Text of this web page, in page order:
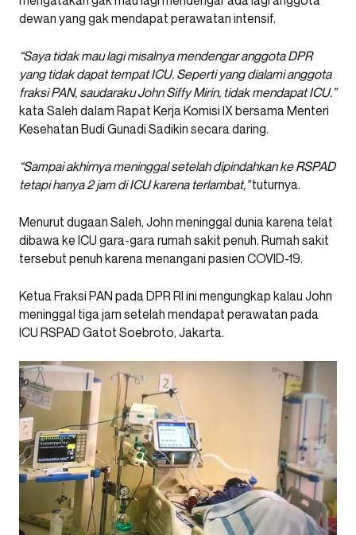
dewan yang gak mendapat perawatan intensif.
“Saya tidak mau lagi misalnya mendengar anggota DPR
yang tidak dapat tempat ICU. Seperti yang dialami anggota
fraksi PAN, saudaraku John Siffy Mirin, tidak mendapat ICU.”
kata Saleh dalam Rapat Kerja Komisi IX bersama Menteri
Kesehatan Budi Gunadi Sadikin secara daring.
“Sampai akhirnya meninggal setelah dipindahkan ke RSPAD
tetapi hanya 2 jam di ICU karena terlambat,”tuturnya.
Menurut dugaan Saleh, John meninggal dunia karena telat
dibawa ke ICU gara-gara rumah sakit penuh. Rumah sakit
tersebut penuh karena menangani pasien COVID-19.
Ketua Fraksi PAN pada DPR RI ini mengungkap kalau John
meninggal tiga jam setelah mendapat perawatan pada
ICU RSPAD Gatot Soebroto, Jakarta.